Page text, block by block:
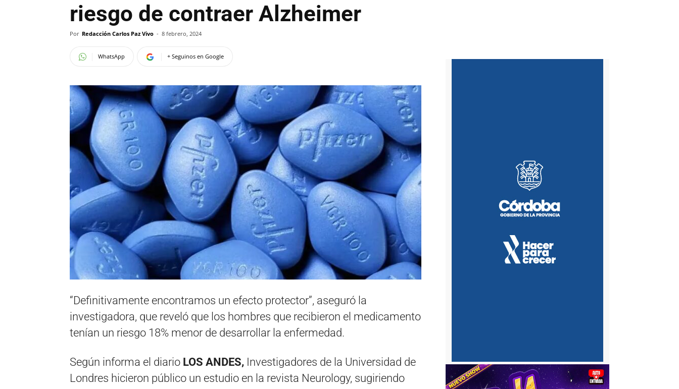
riesgo de contraer Alzheimer
Por Redacción Carlos Paz Vivo - 8 febrero, 2024
WhatsApp + Seguinos en Google
“Definitivamente encontramos un efecto protector”, aseguró la
investigadora, que reveló que los hombres que recibieron el medicamento
tenían un riesgo 18% menor de desarrollar la enfermedad.
Según informa el diario LOS ANDES, Investigadores de la Universidad de
Londres hicieron público un estudio en la revista Neurology, sugiriendo